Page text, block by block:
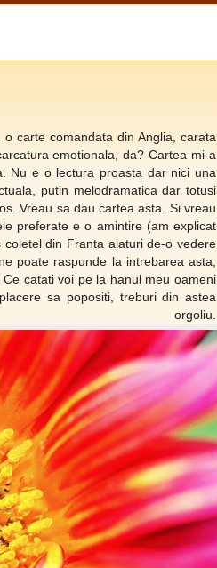
carte comandata din Anglia, carata
emotionala, da? Cartea mi-a
Nu e o lectura proasta dar nici una
putin melodramatica dar totusi
Vreau sa dau cartea asta. Si vreau
preferate e o amintire (am explicat
din Franta alaturi de-o vedere
poate raspunde la intrebarea asta,
catati voi pe la hanul meu oameni
sa popositi, treburi din astea
orgoliu.